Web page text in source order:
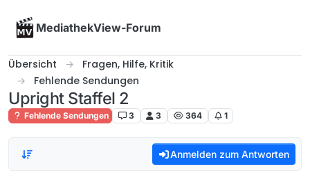
MediathekView-Forum
Übersicht
Fragen, Hilfe, Kritik
Fehlende Sendungen
Upright Staffel 2
Fehlende Sendungen 3 3 364 1
Anmelden zum Antworten